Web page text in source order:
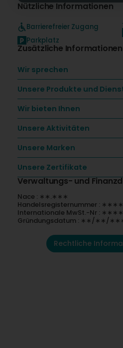
Nützliche Informationen
Barrierefreier Zugang
Parkplatz
Zusätzliche Informationen
Wir sprechen
Unsere Produkte und
Wir bieten Ihnen
Unsere Aktivitäten
Unsere Marken
Unsere Zertifikate
Verwaltungs- und
Nace : ∗∗.∗∗∗
Handelsregisternummer :
Internationale MwSt.-Nr :
Gründungsdatum : ∗∗/∗∗/
Rechtliche